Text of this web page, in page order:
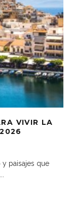
VIVIR LA
y paisajes que